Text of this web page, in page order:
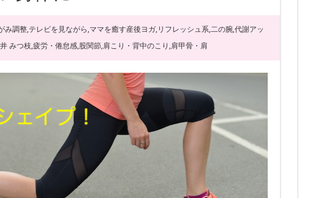
み調整,テレビを見ながら,ママを癒す産後ヨガ, リフレッシュ系,二の腕,代謝アッ
みつ枝,疲労・倦怠感,股関節,肩こり・背中のこり ,肩甲骨・肩